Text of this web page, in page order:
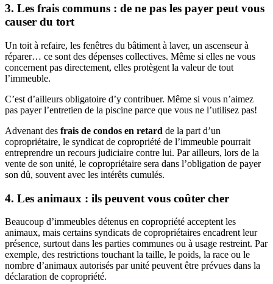
3. Les frais communs : de ne pas les payer peut vous
causer du tort
Un toit à refaire, les fenêtres du bâtiment à laver, un ascenseur à
réparer… ce sont des dépenses collectives. Même si elles ne vous
concernent pas directement, elles protègent la valeur de tout
l’immeuble.
C’est d’ailleurs obligatoire d’y contribuer. Même si vous n’aimez
pas payer l’entretien de la piscine parce que vous ne l’utilisez pas!
Advenant des frais de condos en retard de la part d’un
copropriétaire, le syndicat de copropriété de l’immeuble pourrait
entreprendre un recours judiciaire contre lui. Par ailleurs, lors de la
vente de son unité, le copropriétaire sera dans l’obligation de payer
son dû, souvent avec les intérêts cumulés.
4. Les animaux : ils peuvent vous coûter cher
Beaucoup d’immeubles détenus en copropriété acceptent les
animaux, mais certains syndicats de copropriétaires encadrent leur
présence, surtout dans les parties communes ou à usage restreint. Par
exemple, des restrictions touchant la taille, le poids, la race ou le
nombre d’animaux autorisés par unité peuvent être prévues dans la
déclaration de copropriété.